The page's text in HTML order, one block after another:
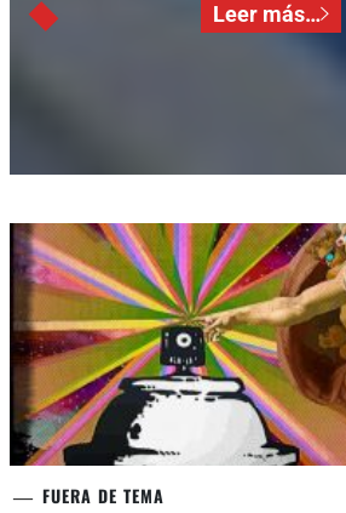
Leer más…
FUERA DE TEMA